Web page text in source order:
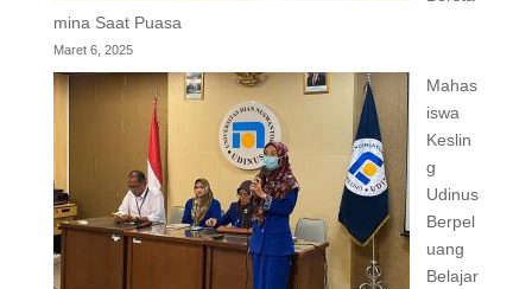
mina Saat Puasa
Maret 6, 2025
Mahas
iswa
Keslin
g
Udinus
Berpel
uang
Belajar